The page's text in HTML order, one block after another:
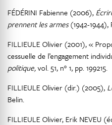
FÉDÉRINI Fabienne (2006),
prennent les armes(1942-1944),
FILLIEULE Olivier (2001), «
cessuelle de l’engagement
politique,vol. 51, n° 1, pp. 199215.
FILLIEULE Olivier (dir.) (2005),
Belin.
FILLIEULE Olivier, Erik NEVEU